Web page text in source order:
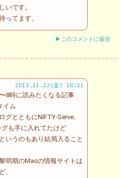
いです。
ってます。
▶このコメントに返信
2013.11.22(金) 10:21
8時に読みたくなる記事
イム
グとともにNIFTY-Serve、
グも手に入れてたけど
いうのもあり結局入ること
明期のMacの情報サイトは
、